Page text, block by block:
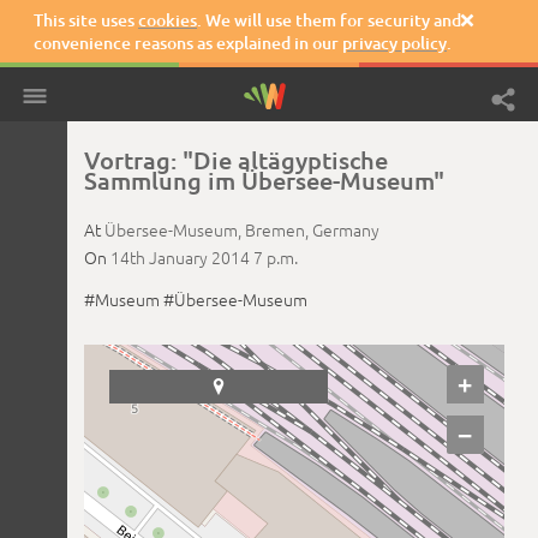
This site usescookies. We will use them for security and
convenience reasons as explained in our privacy policy.

Vortrag: "Die altägyptische
Sammlung im Übersee-Museum"
At Übersee-Museum, Bremen, Germany
On 14th January 2014 7 p.m.
#Museum #Übersee-Museum

+
−